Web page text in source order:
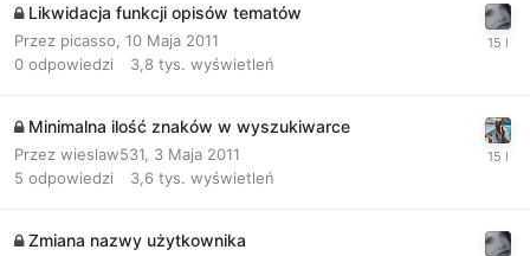
Likwidacja funkcji opisów tematów
Przez picasso 10 Maja 2011
0 odpowiedzi 3,8 tys. wyświetleń
Minimalna ilość znaków w wyszukiwarce
Przez wieslaw531 3 Maja 2011
5 odpowiedzi 3,6 tys. wyświetleń
Zmiana nazwy użytkownika